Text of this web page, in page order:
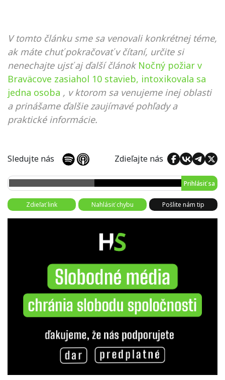
V tomto článku sme sa venovali konkrétnej téme,
ak máte chuť pokračovať v čítaní, určite si
nenechajte ujsť aj ďalší článok Nočný požiar v
Braväcove zasiahol 10 stavieb, intoxikovala sa
jedna osoba , v ktorom sa venujeme inej oblasti
a prinášame ďalšie zaujímavé pohľady a
praktické informácie.
Sledujte nás Zdieľajte nás
Prihlásiť sa
Zdieľať link Nahlásiť chybu Pošlite nám tip